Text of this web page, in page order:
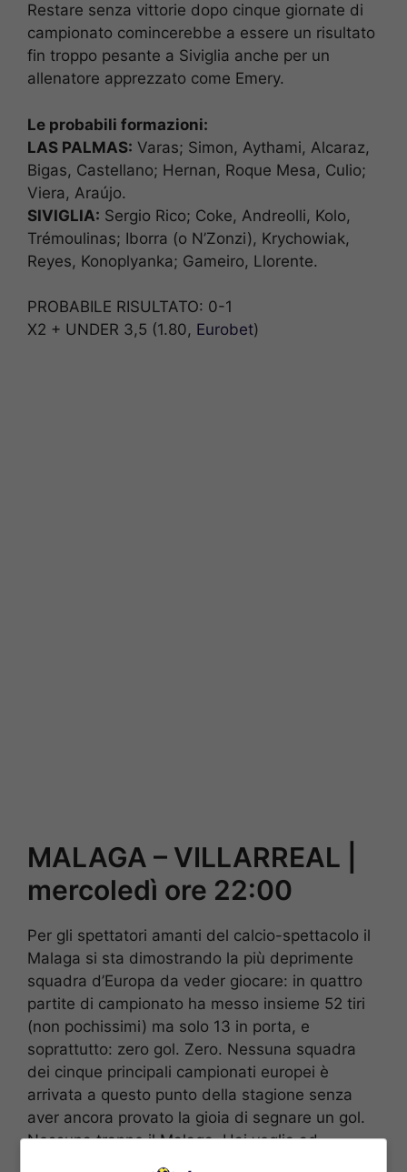
Restare senza vittorie dopo cinque giornate di
campionato comincerebbe a essere un risultato
fin troppo pesante a Siviglia anche per un
allenatore apprezzato come Emery.
Le probabili formazioni:
LAS PALMAS: Varas; Simon, Aythami, Alcaraz,
Bigas, Castellano; Hernan, Roque Mesa, Culio;
Viera, Araújo.
SIVIGLIA: Sergio Rico; Coke, Andreolli, Kolo,
Trémoulinas; Iborra (o N’Zonzi), Krychowiak,
Reyes, Konoplyanka; Gameiro, Llorente.
PROBABILE RISULTATO: 0-1
X2 + UNDER 3,5 (1.80, Eurobet)
MALAGA – VILLARREAL |
mercoledì ore 22:00
Per gli spettatori amanti del calcio-spettacolo il
Malaga si sta dimostrando la più deprimente
squadra d’Europa da veder giocare: in quattro
partite di campionato ha messo insieme 52 tiri
(non pochissimi) ma solo 13 in porta, e
soprattutto: zero gol. Zero. Nessuna squadra
dei cinque principali campionati europei è
arrivata a questo punto della stagione senza
aver ancora provato la gioia di segnare un gol.
Nessuna tranne il Malaga. Hai voglia ad
aspettare che Amrabat o Charles o Horta si